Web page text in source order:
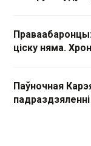
ціску няма.
Паўночная